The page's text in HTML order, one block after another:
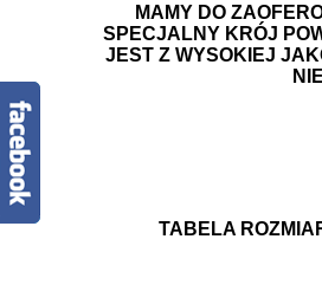
MAMY DO
SPECJALNY KRÓJ
JEST Z WYSOKIEJ
TABELA